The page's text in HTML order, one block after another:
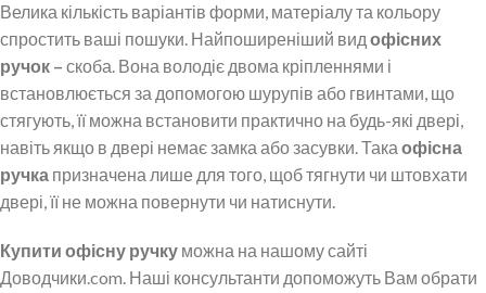
Велика кількість варіантів форми, матеріалу та кольору
спростить ваші пошуки. Найпоширеніший вид офісних
ручок – скоба. Вона володіє двома кріпленнями і
встановлюється за допомогою шурупів або гвинтами, що
стягують, її можна встановити практично на будь-які двері,
навіть якщо в двері немає замка або засувки. Така офісна
ручка призначена лише для того, щоб тягнути чи штовхати
двері, її не можна повернути чи натиснути.
Купити офісну ручку можна на нашому сайті
Доводчики.com. Наші консультанти допоможуть Вам обрати